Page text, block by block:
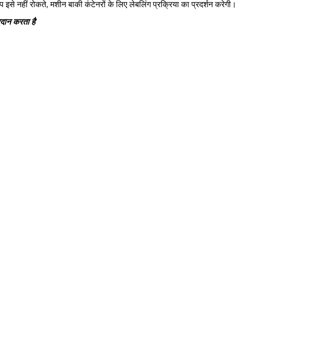
रोकते, मशीन बाकी कंटेनरों के लिए लेबलिंग प्रक्रिया का प्रदर्शन करेगी।
करता है